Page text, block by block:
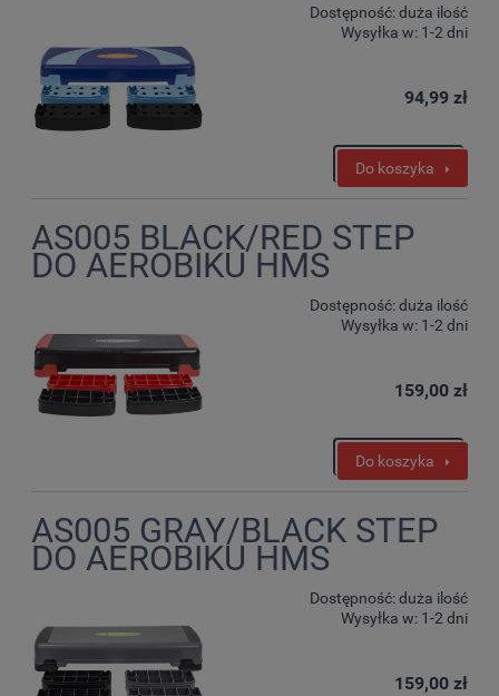
Dostępność:duża ilość
Wysyłka w: 1-2 dni
94,99 zł
Do koszyka
AS005 BLACK/RED STEP
DO AEROBIKU HMS
Dostępność:duża ilość
Wysyłka w: 1-2 dni
159,00 zł
Do koszyka
AS005 GRAY/BLACK STEP
DO AEROBIKU HMS
Dostępność:duża ilość
Wysyłka w: 1-2 dni
159,00 zł